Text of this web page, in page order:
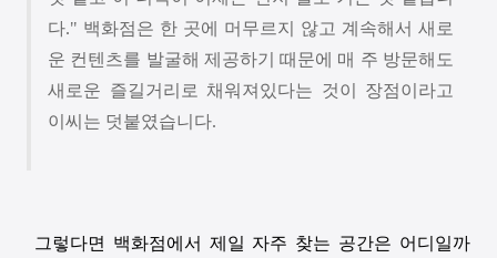
다." 백화점은 한 곳에 머무르지 않고 계속해서 새로
운 컨텐츠를 발굴해 제공하기 때문에 매 주 방문해도
새로운 즐길거리로 채워져있다는 것이 장점이라고
이씨는 덧붙였습니다.
그렇다면 백화점에서 제일 자주 찾는 공간은 어디일까